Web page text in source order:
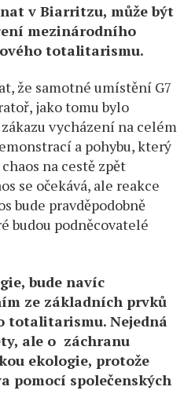
v Biarritzu, může být
mezinárodního
totalitarismu.
že samotné umístění G7
jako tomu bylo
vycházení na celém
a pohybu, který
na cestě zpět
se očekává, ale reakce
bude pravděpodobně
budou podněcovatelé
bude navíc
ze základních prvků
totalitarismu. Nejedná
ale o záchranu
ekologie, protože
pomocí společenských